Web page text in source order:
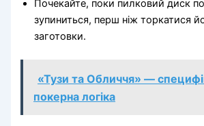
Почекайте, поки пилковий диск
зупиниться, перш ніж торкатися
заготовки.
«Тузи та Обличчя» —
покерна логіка